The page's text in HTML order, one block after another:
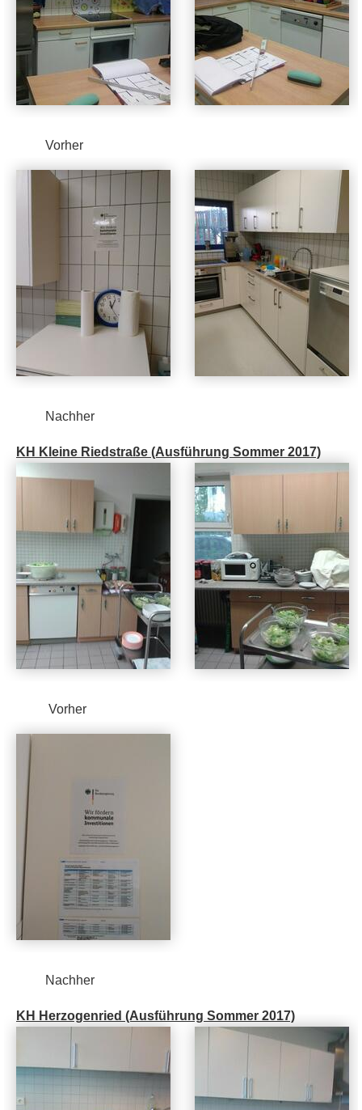
Vorher
Nachher
KH Kleine Riedstraße (Ausführung Sommer 2017)
Vorher
Nachher
KH Herzogenried (Ausführung Sommer 2017)